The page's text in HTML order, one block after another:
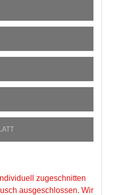
zugeschnitten
ausgeschlossen. Wir